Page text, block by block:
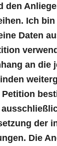
den
Ich
Daten
an die
der
Die